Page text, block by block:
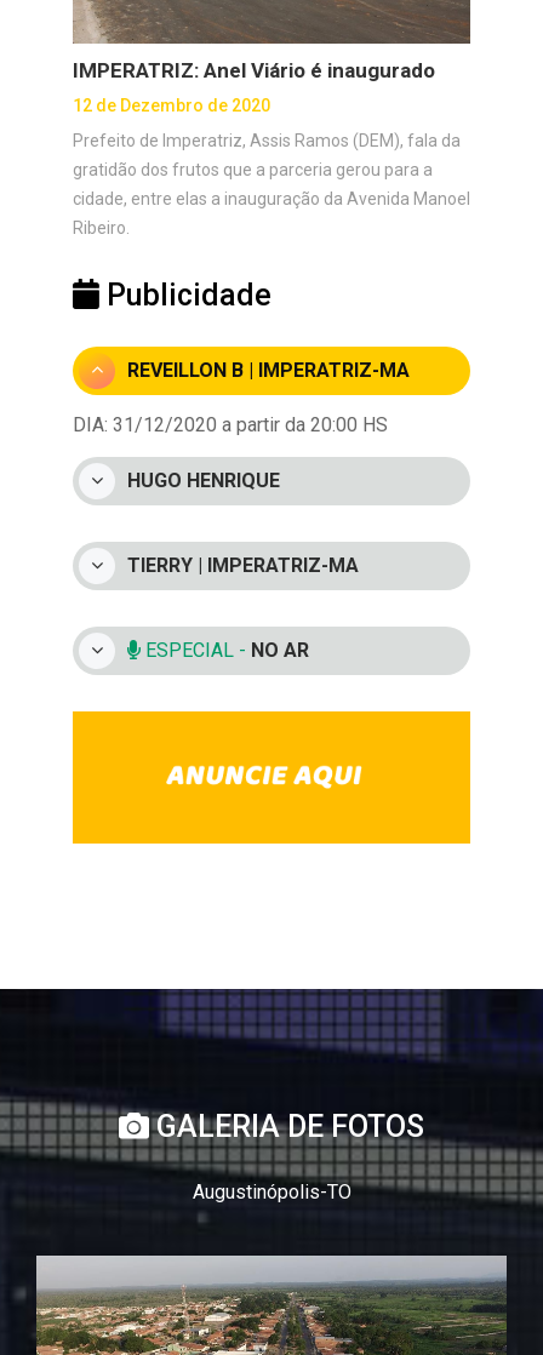
IMPERATRIZ: Anel Viário é inaugurado
12 de Dezembro de 2020
Prefeito de Imperatriz, Assis Ramos (DEM), fala da
gratidão dos frutos que a parceria gerou para a
cidade, entre elas a inauguração da Avenida Manoel
Ribeiro.
Publicidade
REVEILLON B | IMPERATRIZ-MA
DIA: 31/12/2020 a partir da 20:00 HS
HUGO HENRIQUE
TIERRY | IMPERATRIZ-MA
ESPECIAL - NO AR
GALERIA DE FOTOS
Augustinópolis-TO